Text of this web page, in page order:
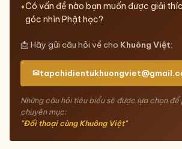
Có vấn đề nào bạn muốn được giải
góc nhìn Phật học?
📩 Hãy gửi câu hỏi về cho Khuông Việt:
✉
Những câu hỏi tiêu biểu sẽ được lựa chọn
chuyên mục:
"Đối thoại cùng Khuông Việt"